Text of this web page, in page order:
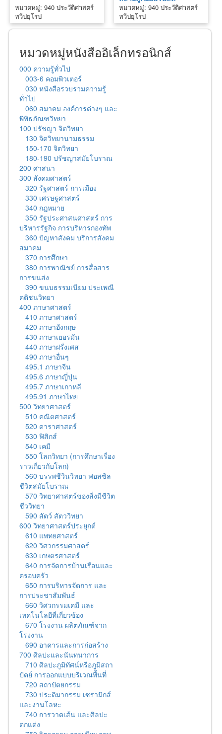
หมวดหมู่: 940 ประวัติศาสตร์
ทวีปยุโรป
หมวดหมู่: 940 ประวัติศาสตร์
ทวีปยุโรป
หมวดหมู่หนังสืออิเล็กทรอนิกส์
000 ความรู้ทั่วไป
003-6 คอมพิวเตอร์
030 หนังสือรวบรวมความรู้
ทั่วไป
060 สมาคม องค์การต่างๆ และ
พิพิธภัณฑวิทยา
100 ปรัชญา จิตวิทยา
130 จิตวิทยานามธรรม
150-170 จิตวิทยา
180-190 ปรัชญาสมัยโบราณ
200 ศาสนา
300 สังคมศาสตร์
320 รัฐศาสตร์ การเมือง
330 เศรษฐศาสตร์
340 กฎหมาย
350 รัฐประศาสนศาสตร์ การ
บริหารรัฐกิจ การบริหารกองทัพ
360 ปัญหาสังคม บริการสังคม
สมาคม
370 การศึกษา
380 การพาณิชย์ การสื่อสาร
การขนส่ง
390 ขนบธรรมเนียม ประเพณี
คติชนวิทยา
400 ภาษาศาสตร์
410 ภาษาศาสตร์
420 ภาษาอังกฤษ
430 ภาษาเยอรมัน
440 ภาษาฝรั่งเศส
490 ภาษาอื่นๆ
495.1 ภาษาจีน
495.6 ภาษาญี่ปุ่น
495.7 ภาษาเกาหลี
495.91 ภาษาไทย
500 วิทยาศาสตร์
510 คณิตศาสตร์
520 ดาราศาสตร์
530 ฟิสิกส์
540 เคมี
550 โลกวิทยา (การศึกษาเรื่อง
ราวเกี่ยวกับโลก)
560 บรรพชีวินวิทยา ฟอสซิล
ชีวิตสมัยโบราณ
570 วิทยาศาสตร์ของสิ่งมีชีวิต
ชีววิทยา
590 สัตว์ สัตววิทยา
600 วิทยาศาสตร์ประยุกต์
610 แพทยศาสตร์
620 วิศวกรรมศาสตร์
630 เกษตรศาสตร์
640 การจัดการบ้านเรือนและ
ครอบครัว
650 การบริหารจัดการ และ
การประชาสัมพันธ์
660 วิศวกรรมเคมี และ
เทคโนโลยีที่เกี่ยวข้อง
670 โรงงาน ผลิตภัณฑ์จาก
โรงงาน
690 อาคารและการก่อสร้าง
700 ศิลปะและนันทนาการ
710 ศิลปะภูมิทัศน์หรือภูมิสถา
ปัตย์ การออกแบบบริเวณพื้นที่
720 สถาปัตยกรรม
730 ประติมากรรม เซรามิกส์
และงานโลหะ
740 การวาดเส้น และศิลปะ
ตกแต่ง